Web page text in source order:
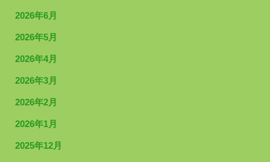
2026年6月
2026年5月
2026年4月
2026年3月
2026年2月
2026年1月
2025年12月